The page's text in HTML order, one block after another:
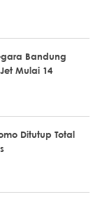
Bandung
Mulai 14
Ditutup Total